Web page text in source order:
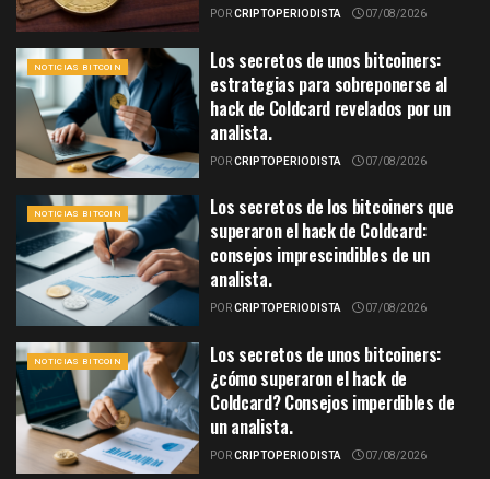
PORCRIPTOPERIODISTA 07/08/2026
NOTICIAS BITCOIN
Los secretos de unos bitcoiners:
estrategias para sobreponerse al
hack de Coldcard revelados por un
analista.
PORCRIPTOPERIODISTA 07/08/2026
NOTICIAS BITCOIN
Los secretos de los bitcoiners que
superaron el hack de Coldcard:
consejos imprescindibles de un
analista.
PORCRIPTOPERIODISTA 07/08/2026
NOTICIAS BITCOIN
Los secretos de unos bitcoiners:
¿cómo superaron el hack de
Coldcard? Consejos imperdibles de
un analista.
PORCRIPTOPERIODISTA 07/08/2026